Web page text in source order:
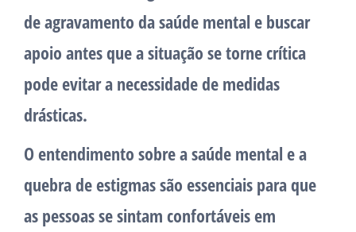
de agravamento da saúde mental e buscar
apoio antes que a situação se torne crítica
pode evitar a necessidade de medidas
drásticas.
O entendimento sobre a saúde mental e a
quebra de estigmas são essenciais para que
as pessoas se sintam confortáveis em